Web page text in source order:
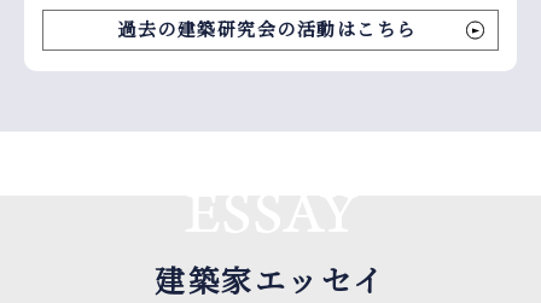
過去の建築研究会の活動はこちら
建築家エッセイ